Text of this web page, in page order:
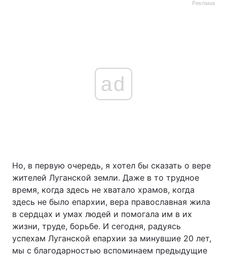
Реклама
ad
Но, в первую очередь, я хотел бы сказать о вере
жителей Луганской земли. Даже в то трудное
время, когда здесь не хватало храмов, когда
здесь не было епархии, вера православная жила
в сердцах и умах людей и помогала им в их
жизни, труде, борьбе. И сегодня, радуясь
успехам Луганской епархии за минувшие 20 лет,
мы с благодарностью вспоминаем предыдущие